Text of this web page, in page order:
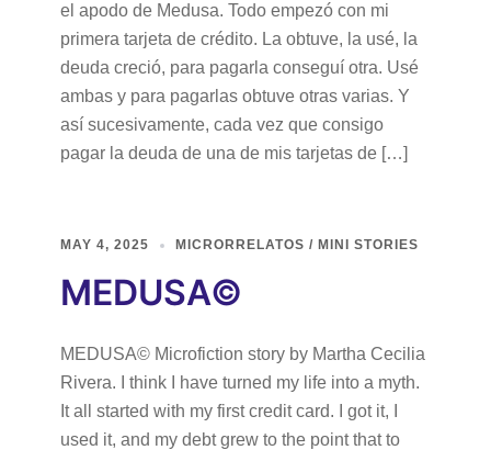
el apodo de Medusa. Todo empezó con mi
primera tarjeta de crédito. La obtuve, la usé, la
deuda creció, para pagarla conseguí otra. Usé
ambas y para pagarlas obtuve otras varias. Y
así sucesivamente, cada vez que consigo
pagar la deuda de una de mis tarjetas de […]
MAY 4, 2025 MICRORRELATOS / MINI STORIES
MEDUSA©
MEDUSA© Microfiction story by Martha Cecilia
Rivera. I think I have turned my life into a myth.
It all started with my first credit card. I got it, I
used it, and my debt grew to the point that to